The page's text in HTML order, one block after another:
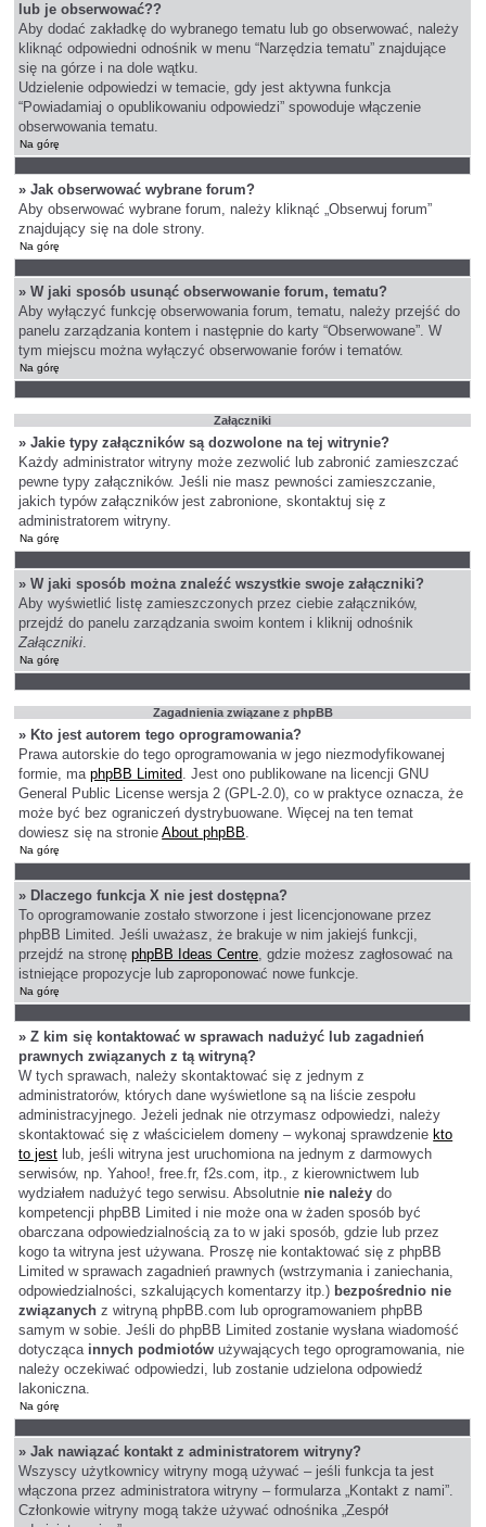
lub je obserwować??
Aby dodać zakładkę do wybranego tematu lub go obserwować, należy
kliknąć odpowiedni odnośnik w menu “Narzędzia tematu” znajdujące
się na górze i na dole wątku.
Udzielenie odpowiedzi w temacie, gdy jest aktywna funkcja
“Powiadamiaj o opublikowaniu odpowiedzi” spowoduje włączenie
obserwowania tematu.
Na górę
» Jak obserwować wybrane forum?
Aby obserwować wybrane forum, należy kliknąć „Obserwuj forum”
znajdujący się na dole strony.
Na górę
» W jaki sposób usunąć obserwowanie forum, tematu?
Aby wyłączyć funkcję obserwowania forum, tematu, należy przejść do
panelu zarządzania kontem i następnie do karty “Obserwowane”. W
tym miejscu można wyłączyć obserwowanie forów i tematów.
Na górę
Załączniki
» Jakie typy załączników są dozwolone na tej witrynie?
Każdy administrator witryny może zezwolić lub zabronić zamieszczać
pewne typy załączników. Jeśli nie masz pewności zamieszczanie,
jakich typów załączników jest zabronione, skontaktuj się z
administratorem witryny.
Na górę
» W jaki sposób można znaleźć wszystkie swoje załączniki?
Aby wyświetlić listę zamieszczonych przez ciebie załączników,
przejdź do panelu zarządzania swoim kontem i kliknij odnośnik
Załączniki.
Na górę
Zagadnienia związane z phpBB
» Kto jest autorem tego oprogramowania?
Prawa autorskie do tego oprogramowania w jego niezmodyfikowanej
formie, maphpBB Limited. Jest ono publikowane na licencji GNU
General Public License wersja 2 (GPL-2.0), co w praktyce oznacza, że
może być bez ograniczeń dystrybuowane. Więcej na ten temat
dowiesz się na stronieAbout phpBB.
Na górę
» Dlaczego funkcja X nie jest dostępna?
To oprogramowanie zostało stworzone i jest licencjonowane przez
phpBB Limited. Jeśli uważasz, że brakuje w nim jakiejś funkcji,
przejdź na stronęphpBB Ideas Centre, gdzie możesz zagłosować na
istniejące propozycje lub zaproponować nowe funkcje.
Na górę
» Z kim się kontaktować w sprawach nadużyć lub zagadnień
prawnych związanych z tą witryną?
W tych sprawach, należy skontaktować się z jednym z
administratorów, których dane wyświetlone są na liście zespołu
administracyjnego. Jeżeli jednak nie otrzymasz odpowiedzi, należy
skontaktować się z właścicielem domeny – wykonaj sprawdzenie kto
to jest lub, jeśli witryna jest uruchomiona na jednym z darmowych
serwisów, np. Yahoo!, free.fr, f2s.com, itp., z kierownictwem lub
wydziałem nadużyć tego serwisu. Absolutnie nie należy do
kompetencji phpBB Limited i nie może ona w żaden sposób być
obarczana odpowiedzialnością za to w jaki sposób, gdzie lub przez
kogo ta witryna jest używana. Proszę nie kontaktować się z phpBB
Limited w sprawach zagadnień prawnych (wstrzymania i zaniechania,
odpowiedzialności, szkalujących komentarzy itp.) bezpośrednio nie
związanych z witryną phpBB.com lub oprogramowaniem phpBB
samym w sobie. Jeśli do phpBB Limited zostanie wysłana wiadomość
dotycząca innych podmiotów używających tego oprogramowania, nie
należy oczekiwać odpowiedzi, lub zostanie udzielona odpowiedź
lakoniczna.
Na górę
» Jak nawiązać kontakt z administratorem witryny?
Wszyscy użytkownicy witryny mogą używać – jeśli funkcja ta jest
włączona przez administratora witryny – formularza „Kontakt z nami”.
Członkowie witryny mogą także używać odnośnika „Zespół